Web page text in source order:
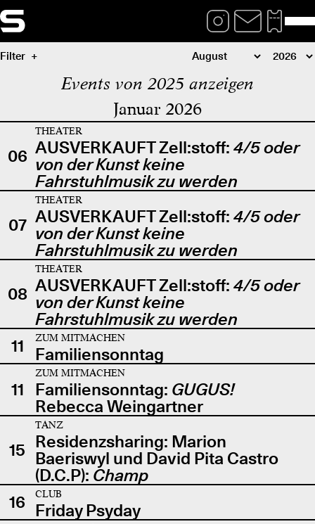
Filter
Events von 2025 anzeigen
Januar 2026
06
THEATER
AUSVERKAUFT Zell:stoff: 4/5 oder
von der Kunst keine
Fahrstuhlmusik zu werden
07
THEATER
AUSVERKAUFT Zell:stoff: 4/5 oder
von der Kunst keine
Fahrstuhlmusik zu werden
08
THEATER
AUSVERKAUFT Zell:stoff: 4/5 oder
von der Kunst keine
Fahrstuhlmusik zu werden
11
ZUM MITMACHEN
Familiensonntag
11
ZUM MITMACHEN
Familiensonntag: GUGUS!
Rebecca Weingartner
15
TANZ
Residenzsharing: Marion
Baeriswyl und David Pita Castro
(D.C.P): Champ
16
CLUB
Friday Psyday